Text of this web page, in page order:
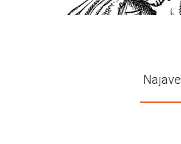
Najave